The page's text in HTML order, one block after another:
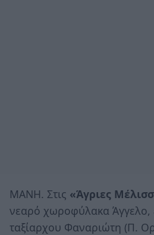
ΜΑΝΗ. Στις «Άγριες
νεαρό χωροφύλακα Άγγελο,
ταξίαρχου Φαναριώτη (Π.